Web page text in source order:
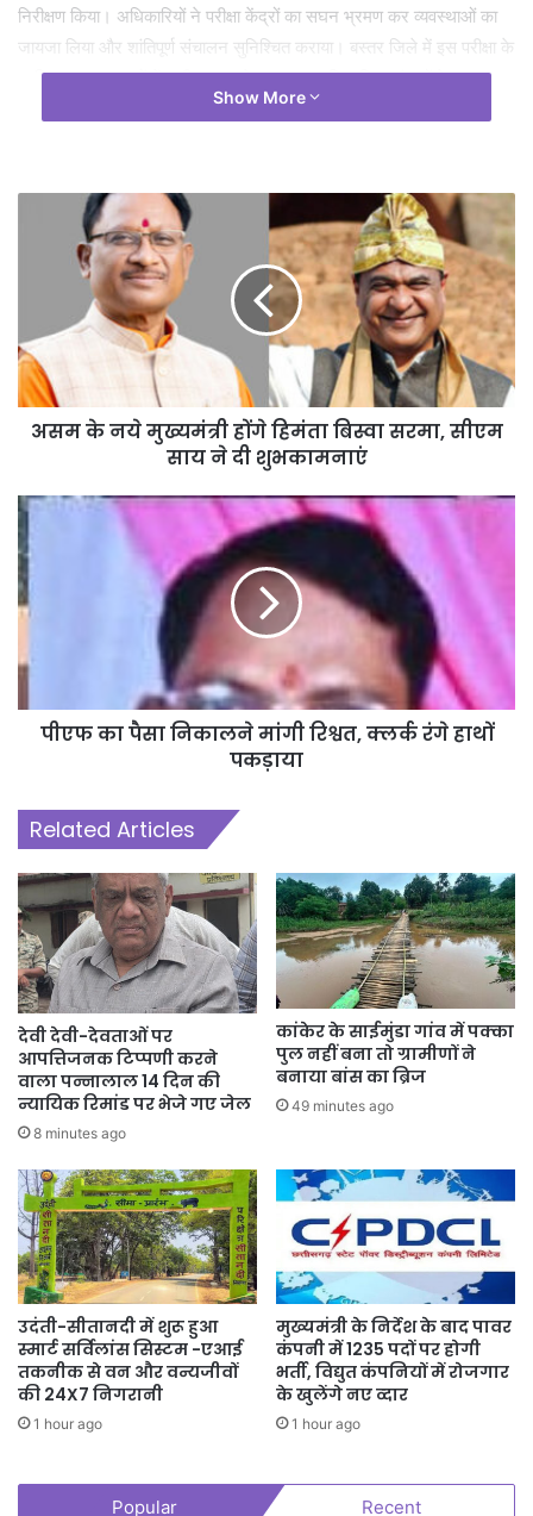
निरीक्षण किया। अधिकारियों ने परीक्षा केंद्रों का सघन भ्रमण कर व्यवस्थाओं का
जायजा लिया और शांतिपूर्ण संचालन सुनिश्चित कराया। बस्तर जिले में इस परीक्षा के
प्रति छात्र-छात्राओं में भारी उत्साह देखा गया। आधिकारिक आंकड़ों के अनुसार,
परीक्षा के लिए कुल 1455 परीक्षार्थी पंजीकृत थे, जिनमें से 1192 परीक्षार्थी
भरने के साथ शुरू हुई, जिसके पश्चात 10 बजे से दोपहर 1 बजे तक मुख्य परीक्षा
आयोजित की गई। विभाग द्वारा अभ्यर्थियों की सुविधा के लिए 1 मई से ही प्रवेश पत्र
ऑनलाइन उपलब्ध करा दिए गए थे, और तकनीकी सहायता के लिए सहायक आयुक्त
कार्यालय को भी मुस्तैद रखा गया था। प्रशासन की सुव्यवस्थित योजना और वरिष्ठ
अधिकारियों की निगरानी में परीक्षा का आयोजन पूर्ण कर लिया गया है।
Show More
असम के नये मुख्यमंत्री होंगे हिमंता बिस्वा सरमा, सीएम
साय ने दी शुभकामनाएं
पीएफ का पैसा निकालने मांगी रिश्वत, क्लर्क रंगे हाथों
पकड़ाया
Related Articles
देवी देवी-देवताओं पर
आपत्तिजनक टिप्पणी करने
वाला पन्नालाल 14 दिन की
न्यायिक रिमांड पर भेजे गए जेल
8 minutes ago
कांकेर के साईमुंडा गांव में पक्का
पुल नहीं बना तो ग्रामीणों ने
बनाया बांस का ब्रिज
49 minutes ago
उदंती-सीतानदी में शुरू हुआ
स्मार्ट सर्विलांस सिस्टम -एआई
तकनीक से वन और वन्यजीवों
की 24X7 निगरानी
1 hour ago
मुख्यमंत्री के निर्देश के बाद पावर
कंपनी में 1235 पदों पर होगी
भर्ती, विद्युत कंपनियों में रोजगार
के खुलेंगे नए व्दार
1 hour ago
Popular Recent